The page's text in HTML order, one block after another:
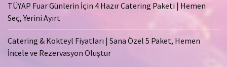
TÜYAP Fuar Günlerin İçin 4 Hazır Catering Paketi | Hemen
Seç, Yerini Ayırt
Catering & Kokteyl Fiyatları | Sana Özel 5 Paket, Hemen
İncele ve Rezervasyon Oluştur